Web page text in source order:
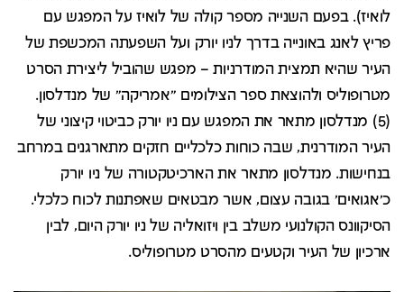
לואיז). בפעם השנייה מספר קולה של לואיז על המפגש עם
פריץ לאנג באונייה בדרך לניו יורק ועל השפעתה המכשפת של
העיר שהיא תמצית המודרניות – מפגש שהוביל ליצירת הסרט
מטרופוליס ולהוצאת ספר הצילומים "אמריקה" של מנדלסון.
(5) מנדלסון מתאר את המפגש עם ניו יורק כביטוי קיצוני של
העיר המודרנית, שבה כוחות כלכליים חזקים מתארגנים במרחב
בנחישות. מנדלסון מתאר את הארכיטקטורה של ניו יורק
כ'אגואים' בגובה עצום, אשר מבטאים שאפתנות לכוח כלכלי.
הסיקוונס הקולנועי משלב בין ויזואליה של ניו יורק היום, לבין
ארכיון של העיר וקטעים מהסרט מטרופוליס.